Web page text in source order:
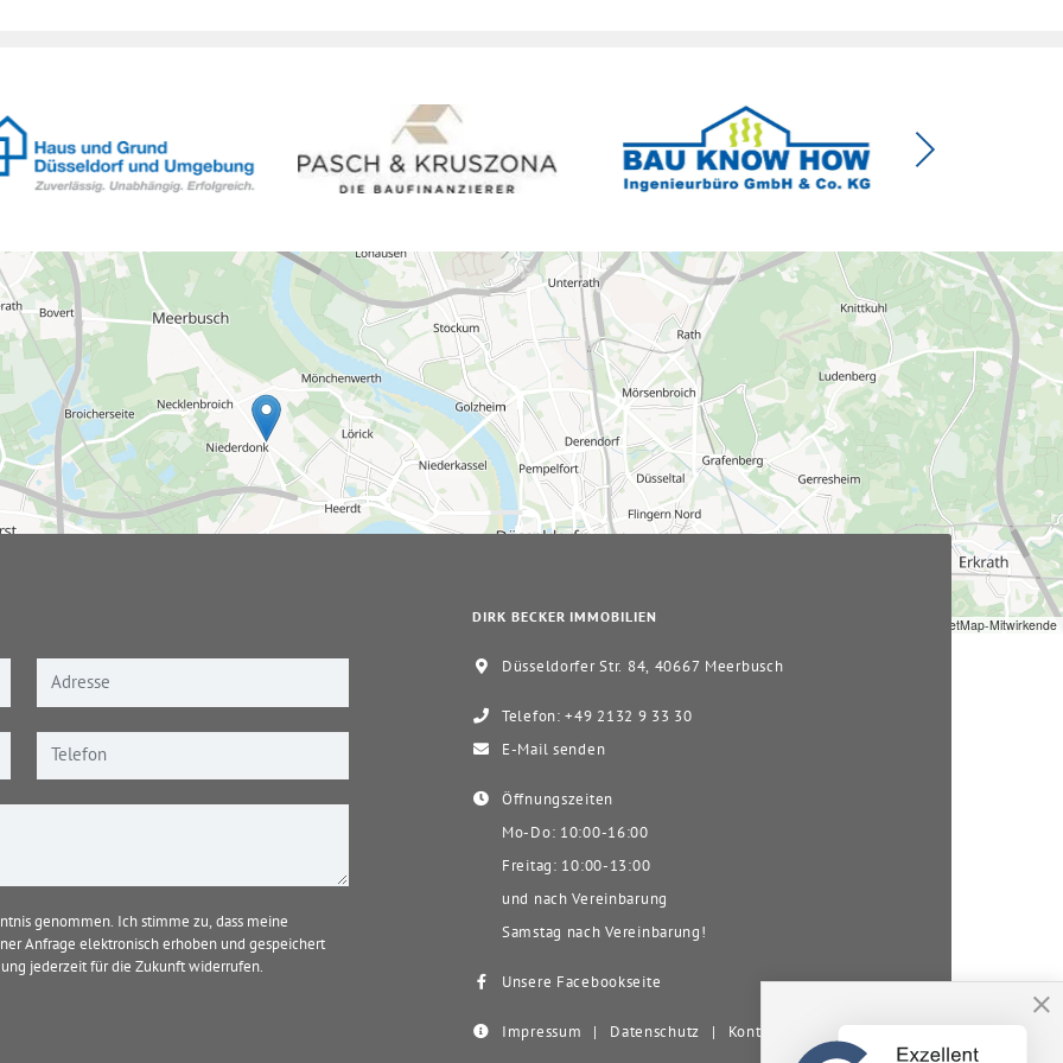
© OpenStreetMap-Mitwirkende
genommen. Ich stimme zu, dass meine
Anfrage elektronisch erhoben und gespeichert
jederzeit für die Zukunft widerrufen.
DIRK BECKER IMMOBILIEN
Düsseldorfer Str. 84, 40667 Meerbusch
Telefon: +49 2132 9 33 30
E-Mail senden
Öffnungszeiten
Mo-Do: 10:00-16:00
Freitag: 10:00-13:00
und nach Vereinbarung
Samstag nach Vereinbarung!
Unsere Facebookseite
Impressum | Datenschutz | Kontakt